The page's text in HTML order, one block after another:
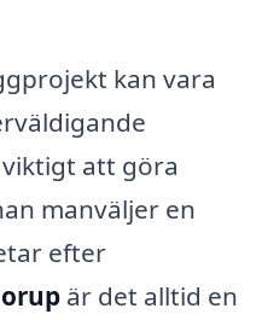
kan vara
att göra
manväljer en
efter
är det alltid en